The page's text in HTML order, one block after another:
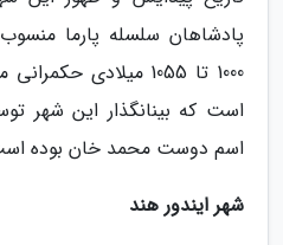
پادشاهان سلسله پارما
1000 تا 1055 میلادی
است که بینانگذار این شهر
اسم دوست محمد خان بوده
شهر ایندور هند